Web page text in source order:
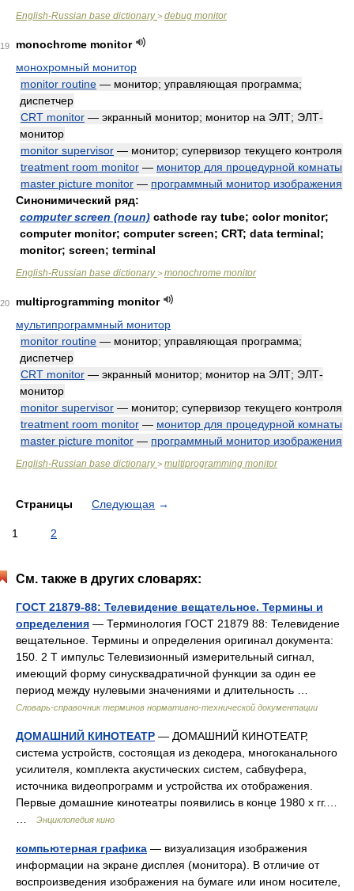
English-Russian base dictionary> debug monitor
19
monochrome monitor
монохромный монитор
monitor routine — монитор; управляющая программа;
диспетчер
CRT monitor — экранный монитор; монитор на ЭЛТ; ЭЛТ-
монитор
monitor supervisor — монитор; супервизор текущего контроля
treatment room monitor — монитор для процедурной комнаты
master picture monitor — программный монитор изображения
Синонимический ряд:
computer screen (noun) cathode ray tube; color monitor;
computer monitor; computer screen; CRT; data terminal;
monitor; screen; terminal
English-Russian base dictionary> monochrome monitor
20
multiprogramming monitor
мультипрограммный монитор
monitor routine — монитор; управляющая программа;
диспетчер
CRT monitor — экранный монитор; монитор на ЭЛТ; ЭЛТ-
монитор
monitor supervisor — монитор; супервизор текущего контроля
treatment room monitor — монитор для процедурной комнаты
master picture monitor — программный монитор изображения
English-Russian base dictionary> multiprogramming monitor
Страницы Следующая →
1 2
См. также в других словарях:
ГОСТ 21879-88: Телевидение вещательное. Термины и
определения — Терминология ГОСТ 21879 88: Телевидение
вещательное. Термины и определения оригинал документа:
150. 2 T импульс Телевизионный измерительный сигнал,
имеющий форму синусквадратичной функции за один ее
период между нулевыми значениями и длительность …
Словарь-справочник терминов нормативно-технической документации
ДОМАШНИЙ КИНОТЕАТР — ДОМАШНИЙ КИНОТЕАТР,
система устройств, состоящая из декодера, многоканального
усилителя, комплекта акустических систем, сабвуфера,
источника видеопрограмм и устройства их отображения.
Первые домашние кинотеатры появились в конце 1980 х гг.…
Энциклопедия кино
компьютерная графика — визуализация изображения
информации на экране дисплея (монитора). В отличие от
воспроизведения изображения на бумаге или ином носителе,